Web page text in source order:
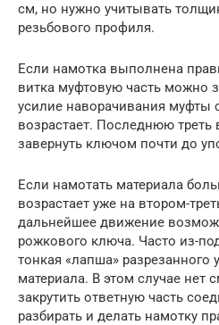
см, но нужно учитывать
резьбового профиля.
Если намотка выполнена
витка муфтовую часть можно
усилие наворачивания
возрастает. Последнюю треть
завернуть ключом почти до
Если намотать материала
возрастает уже на втором-
дальнейшее движение
рожкового ключа. Часто из-
тонкая «лапша» разрезанного
материала. В этом случае нет
закрутить ответную часть
разбирать и делать намотку